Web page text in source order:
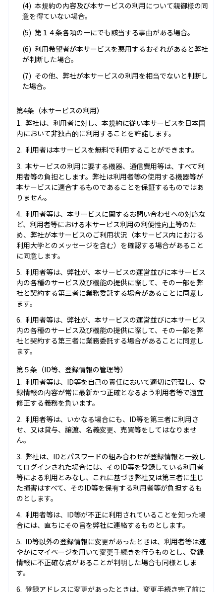
本規約の内容及び本サービスの利用について親御様の同
意を得ていない場合。
第１４条各項の一にでも該当する事由がある場合。
利用希望者が本サービスを悪用するおそれがあると弊社
が判断した場合。
その他、弊社が本サービスの利用を相当でないと判断し
た場合。
第4条（本サービスの利用）
弊社は、利用者に対し、本規約に従い本サービスを日本国
内において非独占的に利用することを許諾します。
利用者は本サービスを無料で利用することができます。
本サービスの利用に要する機器、通信費用等は、すべて利
用者等の負担とします。弊社は利用者等の使用する機器等が
本サービスに適合するものであることを保証するものではあ
りません。
利用者等は、本サービスに関するお問い合わせへの対応な
ど、利用者等における本サービス利用の利便性向上等のた
め、弊社が本サービスのご利用状況（本サービス内における
利用大学とのメッセージを含む）を確認する場合があること
に同意します。
利用者等は、弊社が、本サービスの運営並びに本サービス
内の各種のサービス及び機能の提供に際して、その一部を弊
社と契約する第三者に業務委託する場合があることに同意し
ます。
利用者等は、弊社が、本サービスの運営並びに本サービス
内の各種のサービス及び機能の提供に際して、その一部を弊
社と契約する第三者に業務委託する場合があることに同意し
ます。
第５条（ID等、登録情報の管理等）
利用者等は、ID等を自己の責任において適切に管理し、登
録情報の内容が常に最新かつ正確となるよう利用者等で適宜
修正する義務を負います。
利用者等は、いかなる場合にも、ID等を第三者に利用さ
せ、又は貸与、譲渡、名義変更、売買等をしてはなりませ
ん。
弊社は、IDとパスワードの組み合わせが登録情報と一致し
てログインされた場合には、そのID等を登録している利用者
等による利用とみなし、これに基づき弊社又は第三者に生じ
た損害はすべて、そのID等を保有する利用者等が負担するも
のとします。
利用者等は、ID等が不正に利用されていることを知った場
合には、直ちにその旨を弊社に連絡するものとします。
ID等以外の登録情報に変更があったときは、利用者等は速
やかにマイページを用いて変更手続きを行うものとし、登録
情報に不正確な点があることが判明した場合も同様としま
す。
登録アドレスに変更があったときは、変更手続き完了前に